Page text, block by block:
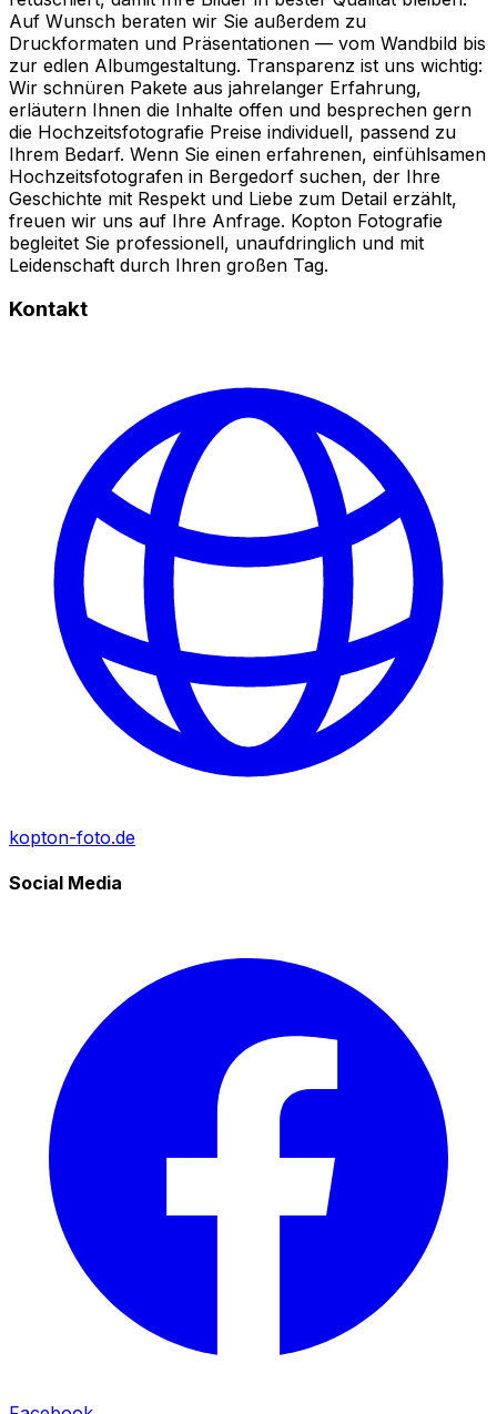
Auf Wunsch beraten wir Sie außerdem zu
Druckformaten und Präsentationen — vom Wandbild bis
zur edlen Albumgestaltung. Transparenz ist uns wichtig:
Wir schnüren Pakete aus jahrelanger Erfahrung,
erläutern Ihnen die Inhalte offen und besprechen gern
die Hochzeitsfotografie Preise individuell, passend zu
Ihrem Bedarf. Wenn Sie einen erfahrenen, einfühlsamen
Hochzeitsfotografen in Bergedorf suchen, der Ihre
Geschichte mit Respekt und Liebe zum Detail erzählt,
freuen wir uns auf Ihre Anfrage. Kopton Fotografie
begleitet Sie professionell, unaufdringlich und mit
Leidenschaft durch Ihren großen Tag.
Kontakt
kopton-foto.de
Social Media